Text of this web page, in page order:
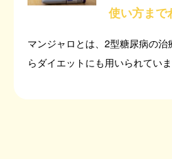
使い方まで
マンジャロとは、2型糖尿病の
らダイエットにも用いられていま